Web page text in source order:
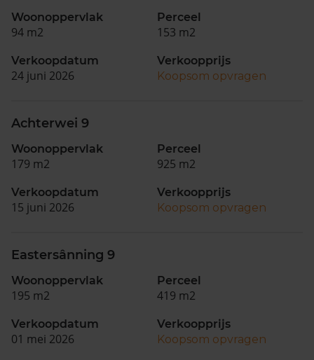
Woonoppervlak
94 m2
Perceel
153 m2
Verkoopdatum
24 juni 2026
Verkoopprijs
Koopsom opvragen
Achterwei 9
Woonoppervlak
179 m2
Perceel
925 m2
Verkoopdatum
15 juni 2026
Verkoopprijs
Koopsom opvragen
Eastersânning 9
Woonoppervlak
195 m2
Perceel
419 m2
Verkoopdatum
01 mei 2026
Verkoopprijs
Koopsom opvragen